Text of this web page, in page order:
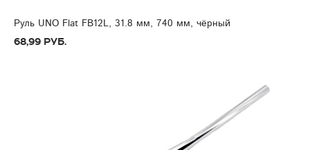
Руль UNO Flat FB12L, 31.8 мм, 740 мм, чёрный
68,99 руб.